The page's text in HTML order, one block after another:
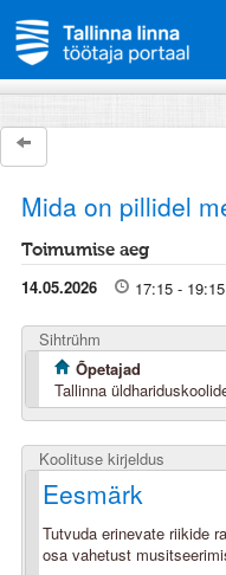
Mida on pillidel
Toimumise aeg
14.05.2026 17:15 - 19:15
Sihtrühm
Õpetajad
Tallinna
Koolituse kirjeldus
Eesmärk
Tutvuda erinevate riikide
osa vahetust